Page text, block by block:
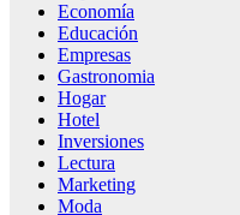
Economía
Educación
Empresas
Gastronomia
Hogar
Hotel
Inversiones
Lectura
Marketing
Moda